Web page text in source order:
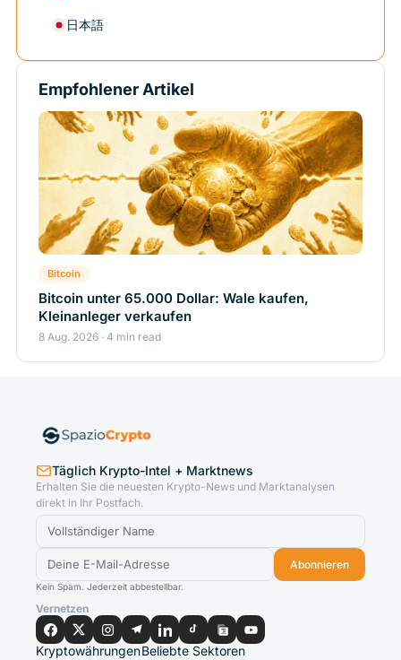
日本語
Empfohlener Artikel
Bitcoin
Bitcoin unter 65.000 Dollar: Wale kaufen,
Kleinanleger verkaufen
8 Aug. 2026 · 4 min read
Täglich Krypto-Intel + Marktnews
Erhalten Sie die neuesten Krypto-News und Marktanalysen
direkt in Ihr Postfach.
Abonnieren
Kein Spam. Jederzeit abbestellbar.
Vernetzen
KryptowährungenBeliebte Sektoren